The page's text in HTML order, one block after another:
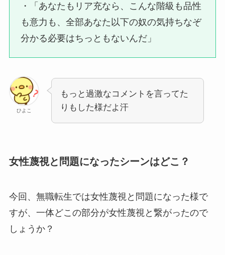
・「あなたもリア充なら、こんな階級も品性
も意力も、全部あなた以下の奴の気持ちなぞ
分かる必要はちっともないんだ」
ひよこ
もっと過激なコメントを言ってた
りもした様だよ汗
女性蔑視と問題になったシーンはどこ？
今回、無職転生では女性蔑視と問題になった様で
すが、一体どこの部分が女性蔑視と繋がったので
しょうか？